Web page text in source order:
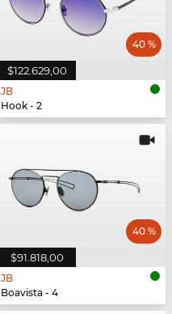
$122.629,00
40 %
JB
Hook - 2
$91.818,00
40 %
JB
Boavista - 4